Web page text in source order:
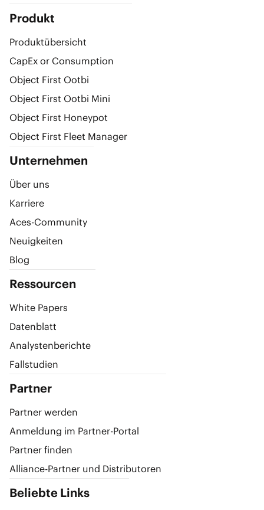
Produkt
Produktübersicht
CapEx or Consumption
Object First Ootbi
Object First Ootbi Mini
Object First Honeypot
Object First Fleet Manager
Unternehmen
Über uns
Karriere
Aces-Community
Neuigkeiten
Blog
Ressourcen
White Papers
Datenblatt
Analystenberichte
Fallstudien
Partner
Partner werden
Anmeldung im Partner-Portal
Partner finden
Alliance-Partner und Distributoren
Beliebte Links